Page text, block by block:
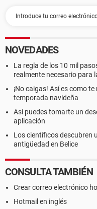
NOVEDADES
La regla de los 10 mil
realmente necesario para
¡No caigas! Así es como
temporada navideña
Así puedes tomarte un
aplicación
Los científicos descubren
antigüedad en Belice
CONSULTA TAMBIÉN
Crear correo electrónico
Hotmail en inglés